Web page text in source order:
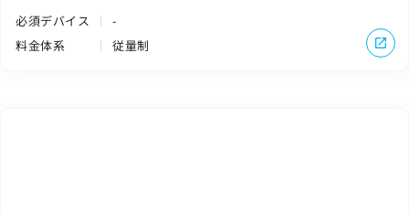
必須デバイス
-
料金体系
従量制